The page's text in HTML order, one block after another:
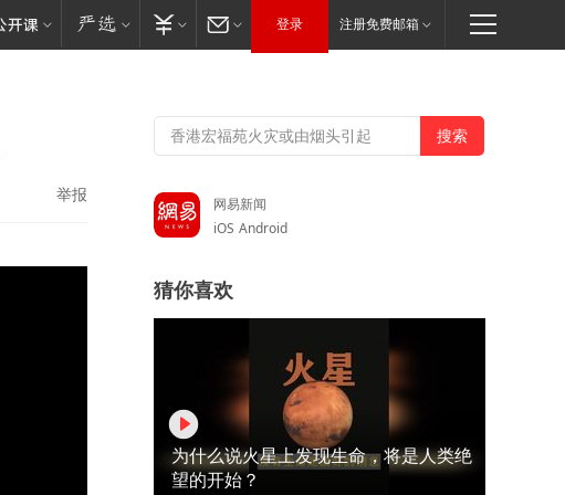
登录 注册免费邮箱
举报
网易新闻
iOS Android
猜你喜欢
为什么说火星上发现生命，将是人类绝
望的开始？